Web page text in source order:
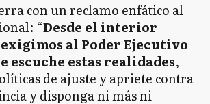
con un reclamo enfático al
“Desde el interior
al Poder Ejecutivo
escuche estas realidades,
de ajuste y apriete contra
y disponga ni más ni